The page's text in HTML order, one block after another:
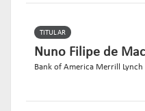
TITULAR
Nuno Filipe de
Bank of America Merrill